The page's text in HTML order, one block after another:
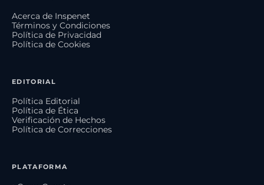
Acerca de Inspenet
Términos y Condiciones
Política de Privacidad
Política de Cookies
EDITORIAL
Política Editorial
Política de Ética
Verificación de Hechos
Política de Correcciones
PLATAFORMA